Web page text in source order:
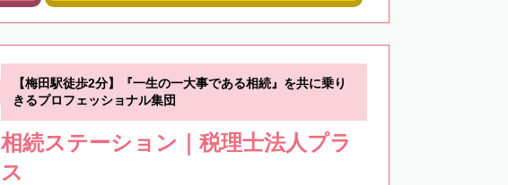
【梅田駅徒歩2分】『一生の一大事である相続』を共に乗り
きるプロフェッショナル集団
相続ステーション｜税理士法人プラ
ス